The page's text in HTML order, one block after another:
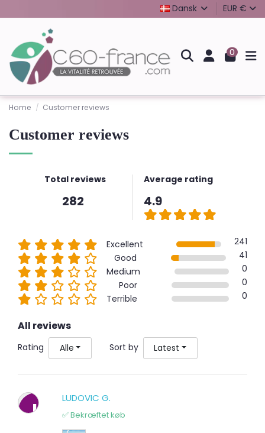
Dansk EUR €
0
Home Customer reviews
Customer reviews
Total reviews
282
Average rating
4.9
Excellent
241
Good
41
Medium
0
Poor
0
Terrible
0
All reviews
Rating Alle Sort by Latest
L
LUDOVIC G.
✅ Bekræftet køb